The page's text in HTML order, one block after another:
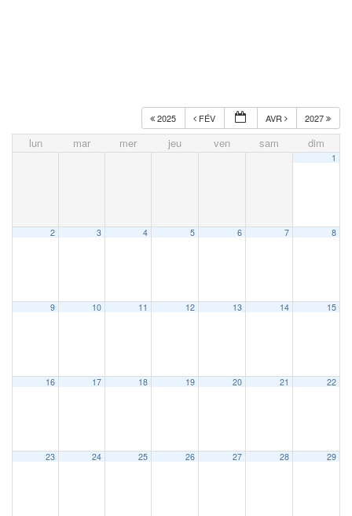
2025 FÉV AVR 2027
lun mar mer jeu ven sam dim
1
2 3 4 5 6 7 8
9 10 11 12 13 14 15
16 17 18 19 20 21 22
23 24 25 26 27 28 29